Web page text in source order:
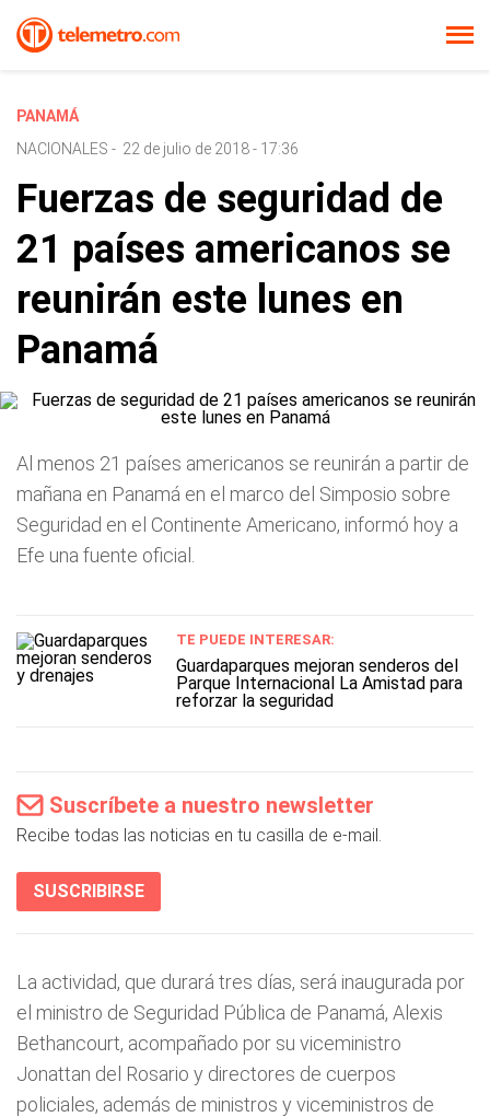
PANAMÁ
NACIONALES - 22 de julio de 2018 - 17:36
Fuerzas de seguridad de
21 países americanos se
reunirán este lunes en
Panamá
Al menos 21 países americanos se reunirán a partir de
mañana en Panamá en el marco del Simposio sobre
Seguridad en el Continente Americano, informó hoy a
Efe una fuente oficial.
TE PUEDE INTERESAR:
Guardaparques mejoran senderos del
Parque Internacional La Amistad para
reforzar la seguridad
Suscríbete a nuestro newsletter
Recibe todas las noticias en tu casilla de e-mail.
SUSCRIBIRSE
La actividad, que durará tres días, será inaugurada por
el ministro de Seguridad Pública de Panamá, Alexis
Bethancourt, acompañado por su viceministro
Jonattan del Rosario y directores de cuerpos
policiales, además de ministros y viceministros de